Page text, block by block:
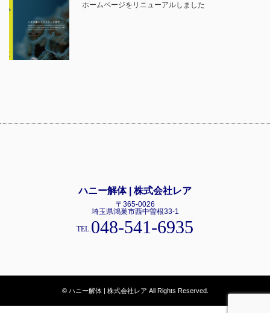
ホームページをリニューアルしました
ハニー解体 | 株式会社レア
〒365-0026
埼玉県鴻巣市西中曽根33-1
TEL.048-541-6935
© ハニー解体 | 株式会社レア All Rights Reserved.